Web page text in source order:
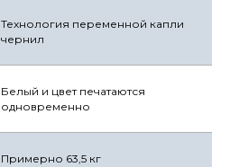
Технология переменной капли
чернил
Белый и цвет печатаются
одновременно
Примерно 63,5 кг